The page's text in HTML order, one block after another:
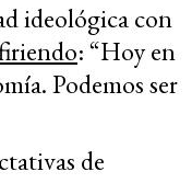
ideológica con
: “Hoy en
Podemos ser
de